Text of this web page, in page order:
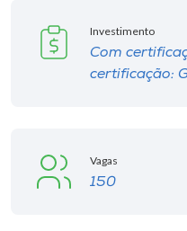
Unoesc
Store
Investimento
Com
certificação:
Vagas
150